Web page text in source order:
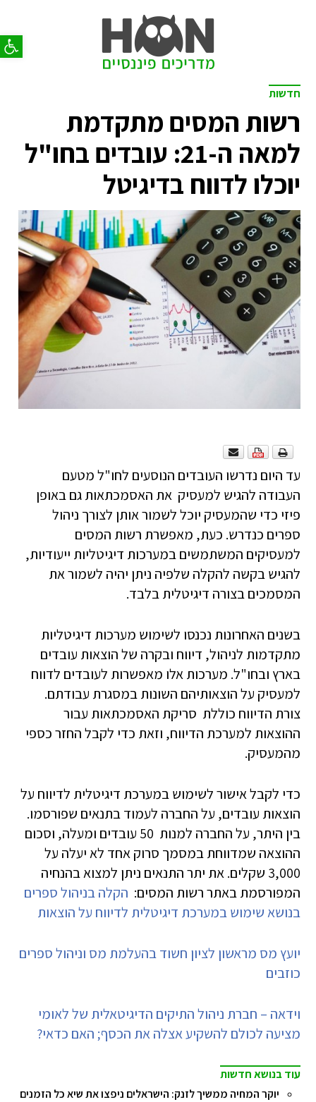
פתח
חדשות
רשות המסים מתקדמת
למאה ה-21: עובדים בחו"ל
יוכלו לדווח בדיגיטל
עד היום נדרשו העובדים הנוסעים לחו"ל מטעם
העבודה להגיש למעסיק את האסמכתאות גם באופן
פיזי כדי שהמעסיק יוכל לשמור אותן לצורך ניהול
ספרים כנדרש. כעת, מאפשרת רשות המסים
למעסיקים המשתמשים במערכות דיגיטליות ייעודיות,
להגיש בקשה להקלה שלפיה ניתן יהיה לשמור את
המסמכים בצורה דיגיטלית בלבד.
בשנים האחרונות נכנסו לשימוש מערכות דיגיטליות
מתקדמות לניהול, דיווח ובקרה של הוצאות עובדים
בארץ ובחו"ל. מערכות אלו מאפשרות לעובדים לדווח
למעסיק על הוצאותיהם השונות במסגרת עבודתם.
צורת הדיווח כוללת סריקת האסמכתאות עבור
ההוצאות למערכת הדיווח, וזאת כדי לקבל החזר כספי
מהמעסיק.
כדי לקבל אישור לשימוש במערכת דיגיטלית לדיווח על
הוצאות עובדים, על החברה לעמוד בתנאים שפורסמו.
בין היתר, על החברה למנות 50 עובדים ומעלה, וסכום
ההוצאה שמדווחת במסמך סרוק אחד לא יעלה על
3,000 שקלים. את יתר התנאים ניתן למצוא בהנחיה
המפורסמת באתר רשות המסים: הקלה בניהול ספרים
בנושא שימוש במערכת דיגיטלית לדיווח על הוצאות
יועץ מס מראשון לציון חשוד בהעלמת מס וניהול ספרים
כוזבים
וידאה – חברת ניהול התיקים הדיגיטאלית של לאומי
מציעה לכולם להשקיע אצלה את הכסף; האם כדאי?
עוד בנושא חדשות
יוקר המחיה ממשיך לזנק: הישראלים ניפצו את שיא כל הזמנים